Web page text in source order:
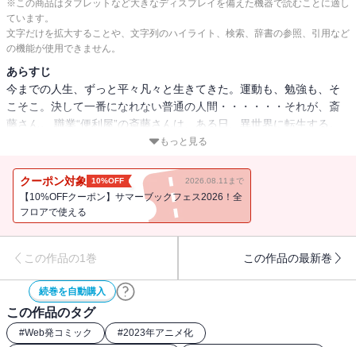
※この商品はタブレットなど大きなディスプレイを備えた機器で読むことに適し
ています。
文字だけを拡大することや、文字列のハイライト、検索、辞書の参照、引用など
の機能が使用できません。
あらすじ
今までの人生、ずっと平々凡々と生きてきた。運動も、勉強も、そ
こそこ。決して一番になれない普通の人間・・・・・・それが、斎
藤さん。 職業“便利屋”の斎藤さんは、ある日、異世界に転生する。
そこで出会ったのは、強く美しいツンデレ戦士。ラエルザ呪文を忘
守銭奴の妖精。ラファンパン斎藤さんは個性的すぎる仲間たちとダ
ンジョン攻略に挑む。鍵開けのノウハウで、宝箱を開けたりカバン
修理のスキルで、仲間の防具を直したり元の世界で身につけた“便利
る。 斎藤さんは充実していた。 Twitterフォロワー約20万人の一智和
智（イチトモカズトモ）氏が描く、話題沸騰の異世界コミックスつ
いに単行本化！！///一智和智twitterアカウント ＠
burningblossom1996年にデビュー代表作「バーサスアース」／秋田
書店「剥かせて！竜ヶ崎さん」／オーバーラップ
もっと見る
クーポン対象 10%OFF 2026.08.11まで
【10%OFFクーポン】サマーブックフェス2026！全
フロアで使える
この作品の1巻 この作品の最新巻
続巻を自動購入
この作品のタグ
#Web発コミック #2023年アニメ化